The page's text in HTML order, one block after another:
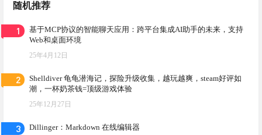
随机推荐
1
基于MCP协议的智能聊天应用：跨平台集成AI助手的未来，支持
Web和桌面环境
25年4月12日
2
Shelldiver 龟龟潜海记，探险升级收集，越玩越爽，steam好评如
潮，一杯奶茶钱=顶级游戏体验
25年12月27日
3 Dillinger：Markdown 在线编辑器